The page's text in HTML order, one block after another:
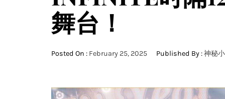
舞台！
Posted On : February 25, 2025 Published By :神秘